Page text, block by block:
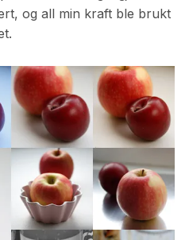
og all min kraft ble brukt